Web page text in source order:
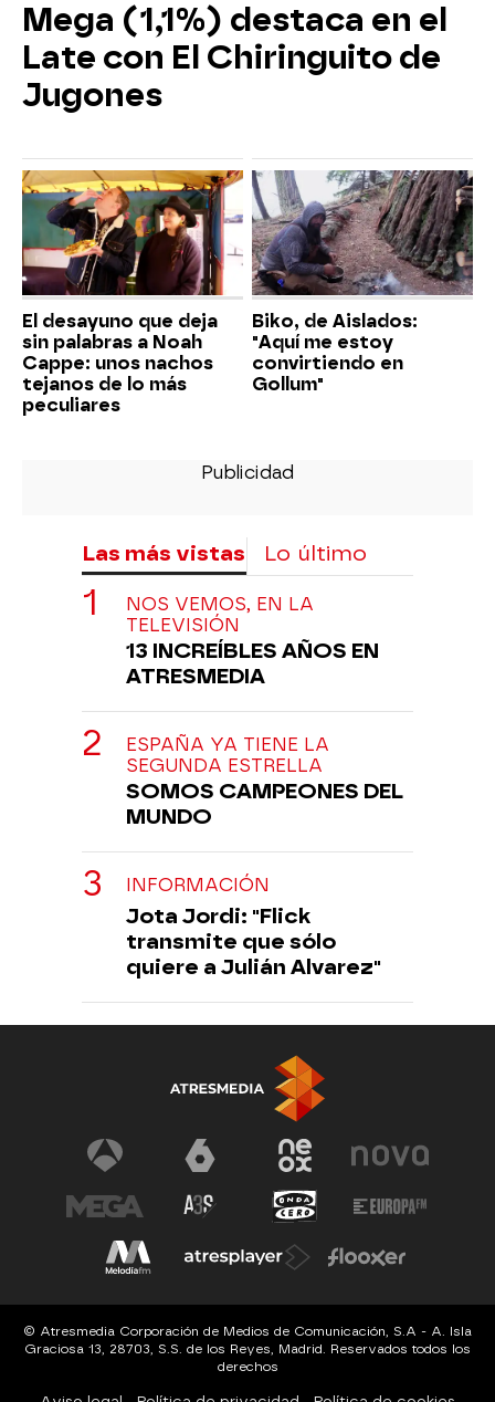
Mega (1,1%) destaca en el
Late con El Chiringuito de
Jugones
El desayuno que deja
sin palabras a Noah
Cappe: unos nachos
tejanos de lo más
peculiares
Biko, de Aislados:
"Aquí me estoy
convirtiendo en
Gollum"
Las más vistas Lo último
NOS VEMOS, EN LA
TELEVISIÓN
13 INCREÍBLES AÑOS EN
ATRESMEDIA
ESPAÑA YA TIENE LA
SEGUNDA ESTRELLA
SOMOS CAMPEONES DEL
MUNDO
INFORMACIÓN
Jota Jordi: "Flick
transmite que sólo
quiere a Julián Alvarez"
© Atresmedia Corporación de Medios de Comunicación, S.A - A. Isla
Graciosa 13, 28703, S.S. de los Reyes, Madrid. Reservados todos los
derechos